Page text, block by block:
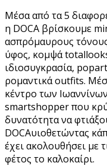
Μέσα από τα 5
η DOCA βρίσκουμε
ασπρόμαυρους
ύφος, κομψά
ιδιοσυγκρασία,
ρομαντικά outfits.
κέντρο των
smartshopper που
δυνατότητα να
DOCAυιοθετώντας
έχει ακολουθήσει με
φέτος το καλοκαίρι.